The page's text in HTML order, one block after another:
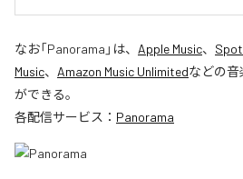
なお「Panorama 」は、 Apple Music、
Music、 Amazon Music Unlimitedなどの
ができる。
各配信サービス： Panorama